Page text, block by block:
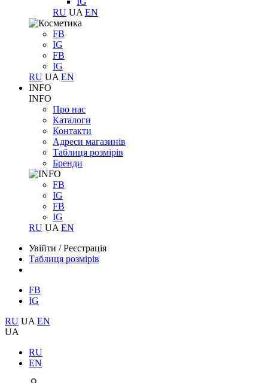
RU UA EN
FB
IG
FB
IG
RU UA EN
INFO
INFO
Про нас
Каталоги
Контакти
Адреси магазинів
Таблиця розмірів
Бренди
FB
IG
FB
IG
RU UA EN
Увійти /Реєстрація
Таблиця розмірів
FB
IG
RU UA EN
UA
RU
EN